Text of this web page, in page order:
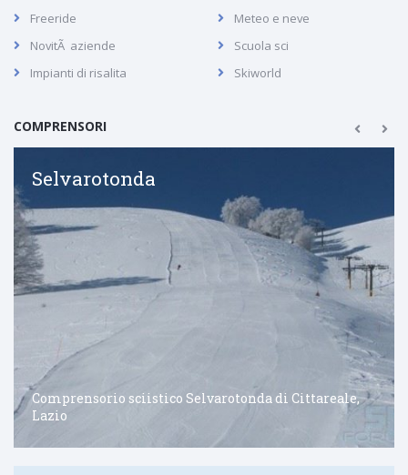
Freeride
NovitÃ aziende
Impianti di risalita
Meteo e neve
Scuola sci
Skiworld
COMPRENSORI
Selvarotonda
Comprensorio sciistico Selvarotonda di Cittareale,
Lazio